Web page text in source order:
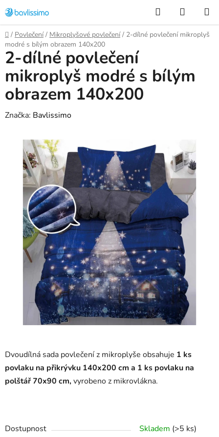
na
obsah
Hledat
KOŠÍK
Domů
/ Povlečení / Mikroplyšové povlečení / 2-dílné povlečení mikroplyš
modré s bílým obrazem 140x200
Dvoudílná sada povlečení z mikroplyše obsahuje 1 ks
povlaku na přikrývku 140x200 cm a 1 ks povlaku na
polštář 70x90 cm,vyrobeno z mikrovlákna.
Dostupnost Skladem (>5 ks)
2-dílné povlečení
mikroplyš modré s bílým
obrazem 140x200
Značka: Bavlissimo